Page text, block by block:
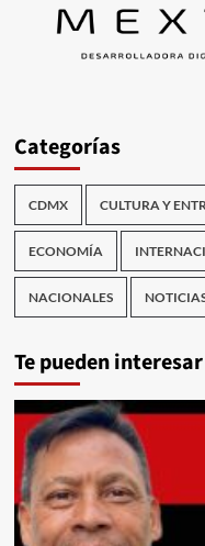
Categorías
CDMX CULTURA Y
ECONOMÍA
NACIONALES
Te pueden interesar